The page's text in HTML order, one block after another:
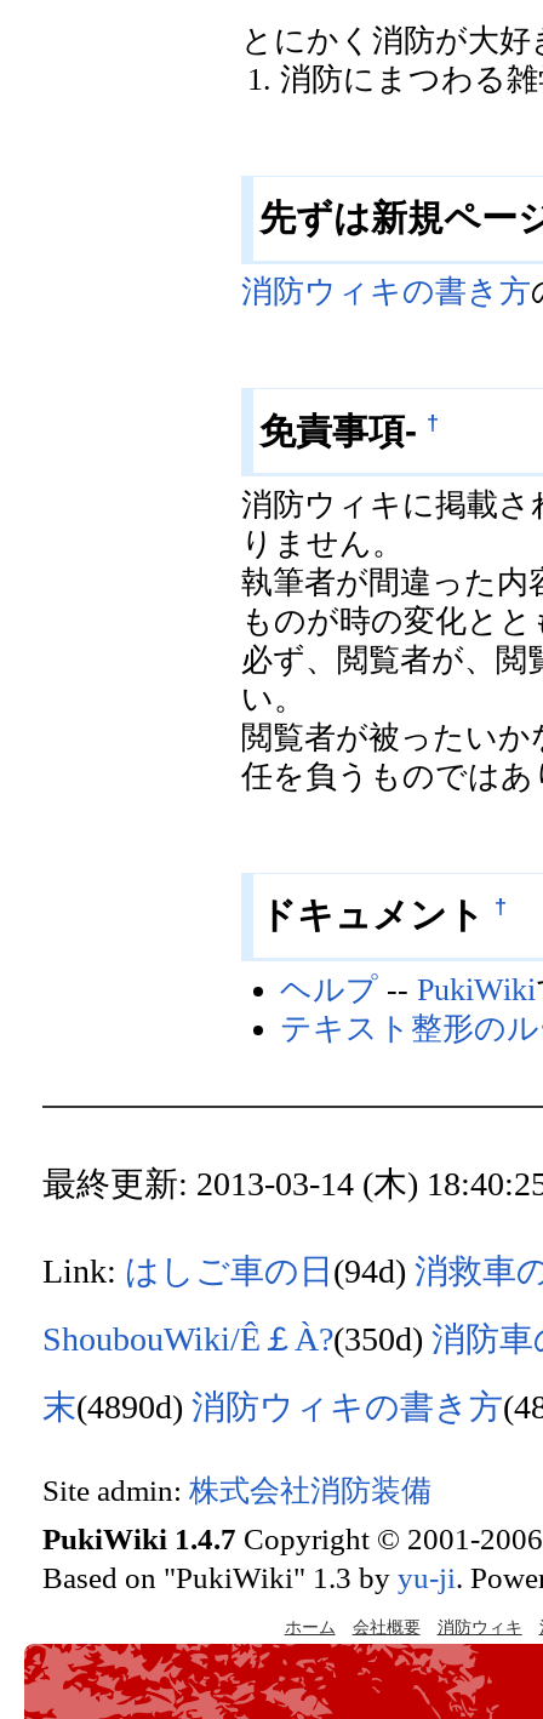
とにかく消防が大
消防にまつわる
先ずは新規ペー
消防ウィキの書き方
免責事項- †
消防ウィキに掲載
りません。
執筆者が間違った
ものが時の変化と
必ず、閲覧者が、
い。
閲覧者が被ったい
任を負うものでは
ドキュメント †
ヘルプ --PukiWiki
テキスト整形の
最終更新: 2013-03-14 (木)
Link: はしご車の日 (94d) 消救車
ShoubouWiki/Ê￡À?(350d) 消防車
末(4890d) 消防ウィキの書き方
Site admin: 株式会社消防装備
PukiWiki 1.4.7 Copyright © 2001-
Based on "PukiWiki" 1.3 by yu-ji.
ホーム 会社概要 消防ウィキ